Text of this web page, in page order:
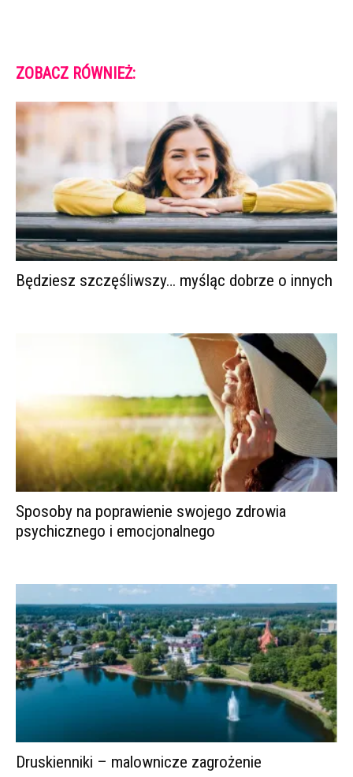
ZOBACZ RÓWNIEŻ:
Będziesz szczęśliwszy… myśląc dobrze o innych
Sposoby na poprawienie swojego zdrowia
psychicznego i emocjonalnego
Druskienniki – malownicze zagrożenie